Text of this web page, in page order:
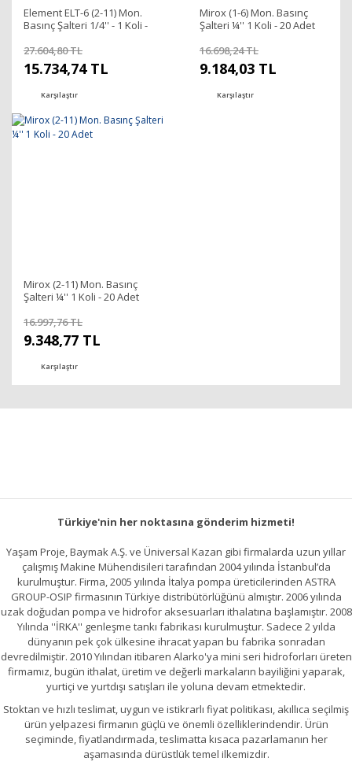
Element ELT-6 (2-11) Mon.
Basınç Şalteri 1/4'' - 1 Koli -
27.604,80 TL
15.734,74 TL
Karşılaştır
Mirox (1-6) Mon. Basınç
Şalteri ¼'' 1 Koli - 20 Adet
16.698,24 TL
9.184,03 TL
Karşılaştır
Mirox (2-11) Mon. Basınç
Şalteri ¼'' 1 Koli - 20 Adet
16.997,76 TL
9.348,77 TL
Karşılaştır
Türkiye'nin her noktasına gönderim hizmeti!
Yaşam Proje, Baymak A.Ş. ve Üniversal Kazan gibi firmalarda uzun yıllar
çalışmış Makine Mühendisileri tarafından 2004 yılında İstanbul’da
kurulmuştur. Firma, 2005 yılında İtalya pompa üreticilerinden ASTRA
GROUP-OSIP firmasının Türkiye distribütörlüğünü almıştır. 2006 yılında
uzak doğudan pompa ve hidrofor aksesuarları ithalatına başlamıştır. 2008
Yılında ''İRKA'' genleşme tankı fabrikası kurulmuştur. Sadece 2 yılda
dünyanın pek çok ülkesine ihracat yapan bu fabrika sonradan
devredilmiştir. 2010 Yılından itibaren Alarko'ya mini seri hidroforları üreten
firmamız, bugün ithalat, üretim ve değerli markaların bayiliğini yaparak,
yurtiçi ve yurtdışı satışları ile yoluna devam etmektedir.
Stoktan ve hızlı teslimat, uygun ve istikrarlı fiyat politikası, akıllıca seçilmiş
ürün yelpazesi firmanın güçlü ve önemli özelliklerindendir. Ürün
seçiminde, fiyatlandırmada, teslimatta kısaca pazarlamanın her
aşamasında dürüstlük temel ilkemizdir.